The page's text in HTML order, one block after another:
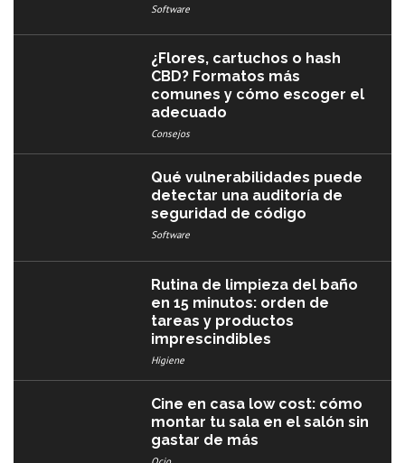
Software
¿Flores, cartuchos o hash
CBD? Formatos más
comunes y cómo escoger el
adecuado
Consejos
Qué vulnerabilidades puede
detectar una auditoría de
seguridad de código
Software
Rutina de limpieza del baño
en 15 minutos: orden de
tareas y productos
imprescindibles
Higiene
Cine en casa low cost: cómo
montar tu sala en el salón sin
gastar de más